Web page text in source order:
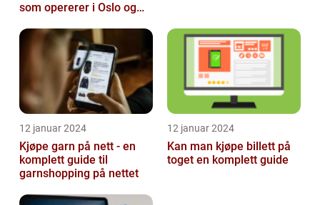
som opererer i Oslo og
12 januar 2024
Kjøpe garn på nett - en
komplett guide til
garnshopping på nettet
12 januar 2024
Kan man kjøpe billett på
toget en komplett guide